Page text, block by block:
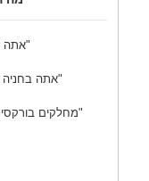
"אתה
"אתה בחניה
"מחלקים